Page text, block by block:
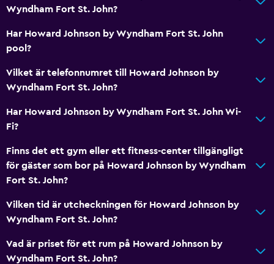
Wyndham Fort St. John?
Har Howard Johnson by Wyndham Fort St. John
pool?
Vilket är telefonnumret till Howard Johnson by
Wyndham Fort St. John?
Har Howard Johnson by Wyndham Fort St. John Wi-
Fi?
Finns det ett gym eller ett fitness-center tillgängligt
för gäster som bor på Howard Johnson by Wyndham
Fort St. John?
Vilken tid är utcheckningen för Howard Johnson by
Wyndham Fort St. John?
Vad är priset för ett rum på Howard Johnson by
Wyndham Fort St. John?